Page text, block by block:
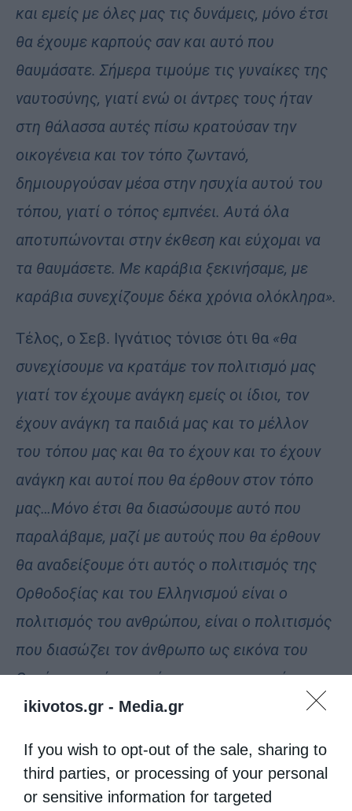
ikivotos.gr - Media.gr
If you wish to opt-out of the sale, sharing to
third parties, or processing of your personal
or sensitive information for targeted
και εμείς με όλες μας τις δυνάμεις, μόνο έτσι
θα έχουμε καρπούς σαν και αυτό που
θαυμάσατε. Σήμερα τιμούμε τις γυναίκες της
ναυτοσύνης, γιατί ενώ οι άντρες τους ήταν
στη θάλασσα αυτές πίσω κρατούσαν την
οικογένεια και τον τόπο ζωντανό,
δημιουργούσαν μέσα στην ησυχία αυτού του
τόπου, γιατί ο τόπος εμπνέει. Αυτά όλα
αποτυπώνονται στην έκθεση και εύχομαι να
τα θαυμάσετε. Με καράβια ξεκινήσαμε, με
καράβια συνεχίζουμε δέκα χρόνια ολόκληρα».
Τέλος, ο Σεβ. Ιγνάτιος τόνισε ότι θα «θα
συνεχίσουμε να κρατάμε τον πολιτισμό μας
γιατί τον έχουμε ανάγκη εμείς οι ίδιοι, τον
έχουν ανάγκη τα παιδιά μας και το μέλλον
του τόπου μας και θα το έχουν και το έχουν
ανάγκη και αυτοί που θα έρθουν στον τόπο
μας…Μόνο έτσι θα διασώσουμε αυτό που
παραλάβαμε, μαζί με αυτούς που θα έρθουν
θα αναδείξουμε ότι αυτός ο πολιτισμός της
Ορθοδοξίας και του Ελληνισμού είναι ο
πολιτισμός του ανθρώπου, είναι ο πολιτισμός
που διασώζει τον άνθρωπο ως εικόνα του
Θεού, της ενότητας ένας ο οικουμενικός
πολιτισμός. Οι φορεσιές δεν είναι
οικουμενικές.»